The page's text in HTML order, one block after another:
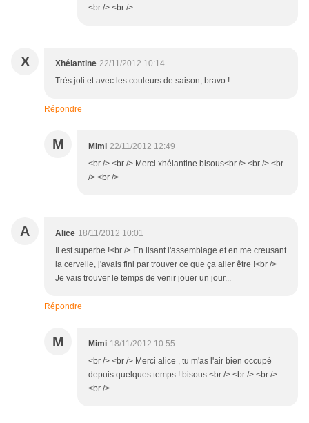
<br /> <br />
X Xhélantine 22/11/2012 10:14
Très joli et avec les couleurs de saison, bravo !
Répondre
M Mimi 22/11/2012 12:49
<br /> <br /> Merci xhélantine bisous<br /> <br /> <br
/> <br />
A Alice 18/11/2012 10:01
Il est superbe !<br /> En lisant l'assemblage et en me creusant
la cervelle, j'avais fini par trouver ce que ça aller être !<br />
Je vais trouver le temps de venir jouer un jour...
Répondre
M Mimi 18/11/2012 10:55
<br /> <br /> Merci alice , tu m'as l'air bien occupé
depuis quelques temps ! bisous <br /> <br /> <br />
<br />